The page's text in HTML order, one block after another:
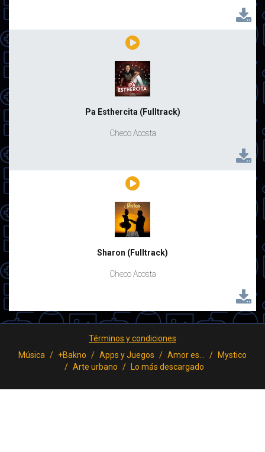
Pa Esthercita (Fulltrack)
Checo Acosta
Sharon (Fulltrack)
Checo Acosta
Términos y condiciones
Música
+Bakno Apps y Juegos Amor es...
Mystico
Arte urbano
Lo más descargado